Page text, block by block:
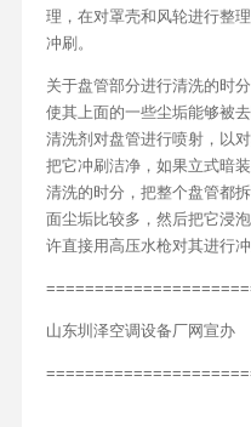
理，在对罩壳和风轮进行整
冲刷。
关于盘管部分进行清洗的时
使其上面的一些尘垢能够被
清洗剂对盘管进行喷射，以
把它冲刷洁净，如果立式暗
清洗的时分，把整个盘管都
面尘垢比较多，然后把它浸
许直接用高压水枪对其进行
山东圳泽空调设备厂网宣办